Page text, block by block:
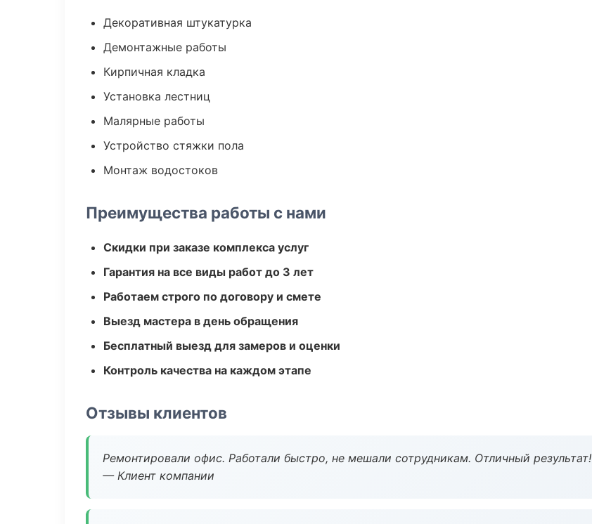
Декоративная штукатурка
Демонтажные работы
Кирпичная кладка
Установка лестниц
Малярные работы
Устройство стяжки пола
Монтаж водостоков
Преимущества работы с нами
Скидки при заказе комплекса услуг
Гарантия на все виды работ до 3 лет
Работаем строго по договору и смете
Выезд мастера в день обращения
Бесплатный выезд для замеров и оценки
Контроль качества на каждом этапе
Отзывы клиентов
Ремонтировали офис. Работали быстро, не мешали сотрудникам. Отличный результат!
— Клиент компании